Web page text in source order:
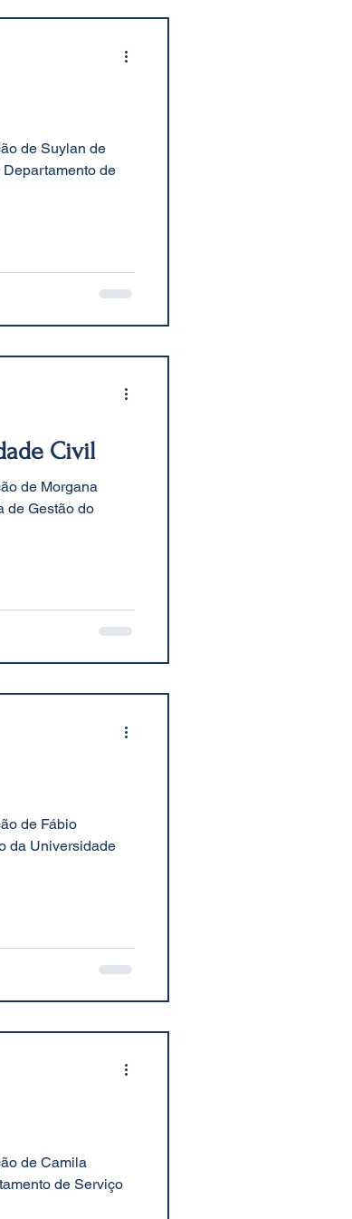
de Suylan de
de
Civil
de Morgana
de Gestão do
de Fábio
da Universidade
de Camila
de Serviço